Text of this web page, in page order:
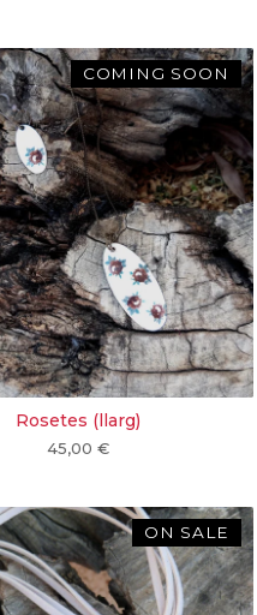
Rosetes (llarg)
45,00 €
COMING SOON
ON SALE